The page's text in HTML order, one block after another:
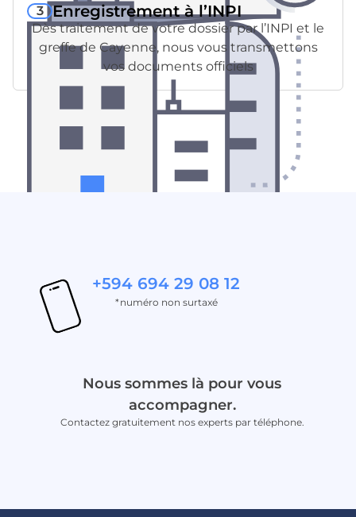
3 Enregistrement à l’INPI
Dès traitement de votre dossier par l’INPI et le
greffe de Cayenne, nous vous transmettons
vos documents officiels
+594 694 29 08 12
*numéro non surtaxé
Nous sommes là pour vous
accompagner.
Contactez gratuitement nos experts par téléphone.